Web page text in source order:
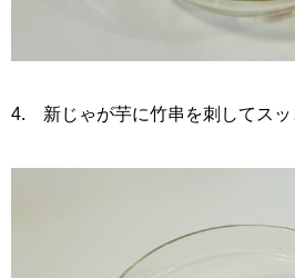
4. 新じゃが芋に竹串を刺してスッ